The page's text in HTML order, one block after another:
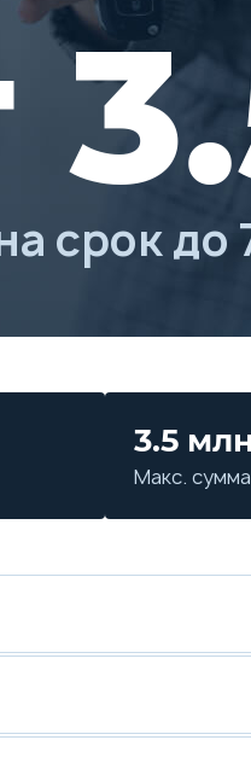
срок до
3.5
Макс. сумма